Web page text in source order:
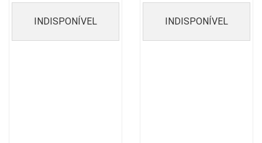
INDISPONÍVEL INDISPONÍVEL